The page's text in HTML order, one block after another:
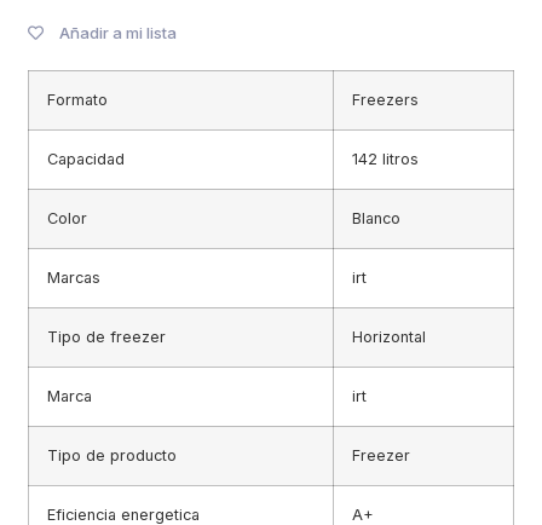
Añadir a mi lista
Formato Freezers
Capacidad 142 litros
Color Blanco
Marcas irt
Tipo de freezer Horizontal
Marca irt
Tipo de producto Freezer
Eficiencia energetica A+